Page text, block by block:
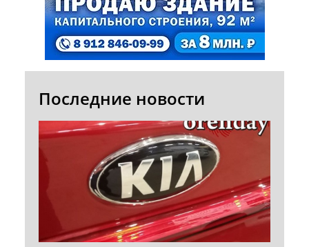
Последние новости